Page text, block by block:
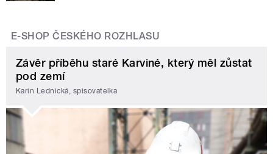
E-SHOP ČESKÉHO ROZHLASU
Závěr příběhu staré Karviné, který měl zůstat
pod zemí
Karin Lednická, spisovatelka